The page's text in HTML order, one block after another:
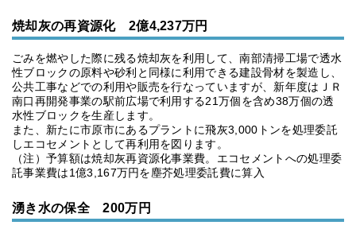
焼却灰の再資源化 2億4,237万円
ごみを燃やした際に残る焼却灰を利用して、南部清掃工場で透水
性ブロックの原料や砂利と同様に利用できる建設骨材を製造し、
公共工事などでの利用や販売を行なっていますが、新年度はＪＲ
南口再開発事業の駅前広場で利用する21万個を含め38万個の透
水性ブロックを生産します。
また、新たに市原市にあるプラントに飛灰3,000トンを処理委託
しエコセメントとして再利用を図ります。
（注）予算額は焼却灰再資源化事業費。エコセメントへの処理委
託事業費は1億3,167万円を塵芥処理委託費に算入
湧き水の保全 200万円